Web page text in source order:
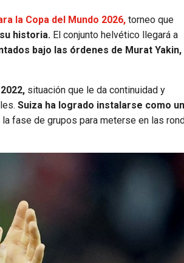
la Copa del Mundo 2026, torneo que
historia. El conjunto helvético llegará a
bajo las órdenes de Murat Yakin,
situación que le da continuidad y
Suiza ha logrado instalarse como
fase de grupos para meterse en las